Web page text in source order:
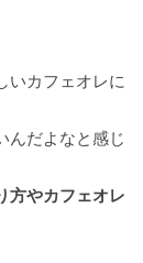
いカフェオレに
んだよなと感じ
方やカフェオレ